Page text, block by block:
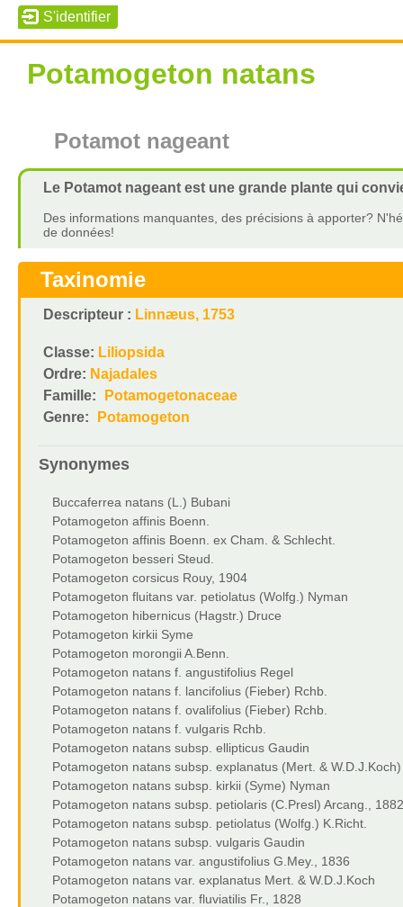
Potamogeton natans
Potamot nageant
Le Potamot nageant est une grande plante qui
Des informations manquantes, des précisions à apporter?
de données!
Taxinomie
Descripteur : Linnæus, 1753
Classe: Liliopsida
Ordre: Najadales
Famille:
Potamogetonaceae
Genre:
Potamogeton
Synonymes
Buccaferrea natans (L.) Bubani
Potamogeton affinis Boenn.
Potamogeton affinis Boenn. ex Cham. & Schlecht.
Potamogeton besseri Steud.
Potamogeton corsicus Rouy, 1904
Potamogeton fluitans var. petiolatus (Wolfg.) Nyman
Potamogeton hibernicus (Hagstr.) Druce
Potamogeton kirkii Syme
Potamogeton morongii A.Benn.
Potamogeton natans f. angustifolius Regel
Potamogeton natans f. lancifolius (Fieber) Rchb.
Potamogeton natans f. ovalifolius (Fieber) Rchb.
Potamogeton natans f. vulgaris Rchb.
Potamogeton natans subsp. ellipticus Gaudin
Potamogeton natans subsp. explanatus (Mert. &
Potamogeton natans subsp. kirkii (Syme) Nyman
Potamogeton natans subsp. petiolaris (C.Presl) Arcang., 1882
Potamogeton natans subsp. petiolatus (Wolfg.) K.Richt.
Potamogeton natans subsp. vulgaris Gaudin
Potamogeton natans var. angustifolius G.Mey., 1836
Potamogeton natans var. explanatus Mert. & W.D.J.Koch
Potamogeton natans var. fluviatilis Fr., 1828